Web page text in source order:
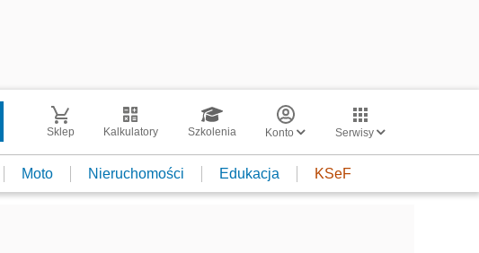
Sklep Kalkulatory Szkolenia Konto Serwisy
Moto Nieruchomości Edukacja KSeF